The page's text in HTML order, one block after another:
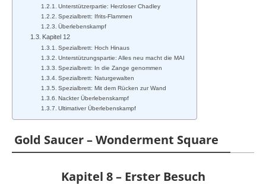
Unterstützerpartie: Herzloser Chadley
Spezialbrett: Ifrits-Flammen
Überlebenskampf
Kapitel 12
Spezialbrett: Hoch Hinaus
Unterstützungspartie: Alles neu macht die MAI
Spezialbrett: In die Zange genommen
Spezialbrett: Naturgewalten
Spezialbrett: Mit dem Rücken zur Wand
Nackter Überlebenskampf
Ultimativer Überlebenskampf
Gold Saucer – Wonderment Square
Kapitel 8 – Erster Besuch